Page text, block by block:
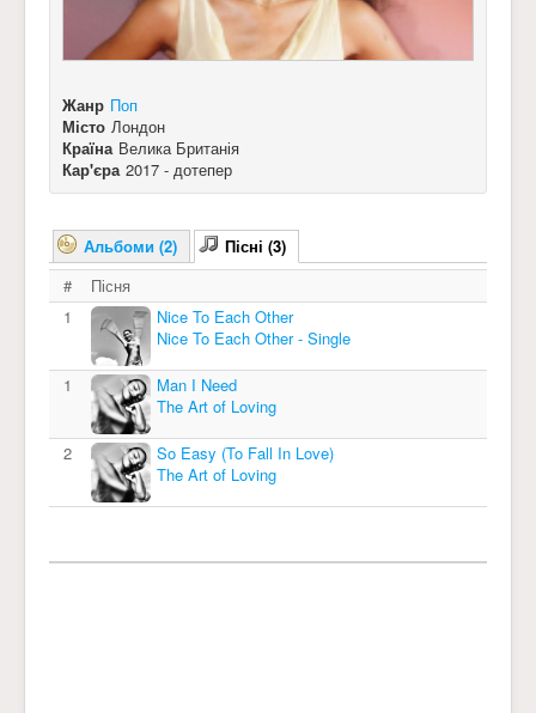
Жанр Поп
Місто Лондон
Країна Велика Британія
Кар'єра 2017 - дотепер
Альбоми (2)
Пісні (3)
#
Пісня
1
Nice To Each Other
Nice To Each Other - Single
1
Man I Need
The Art of Loving
2
So Easy (To Fall In Love)
The Art of Loving